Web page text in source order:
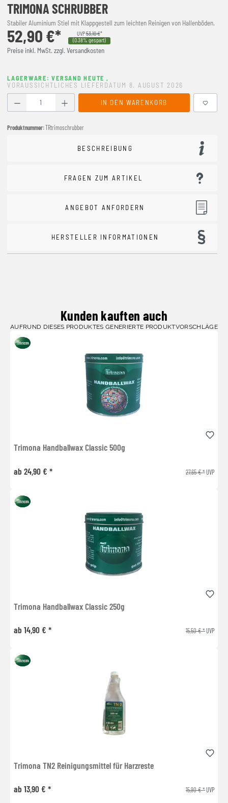
TRIMONA SCHRUBBER
Stabiler Aluminium Stiel mit Klappgestell zum leichten Reinigen von Hallenböden.
52,90 €* UVP53,10 €*
(0.38% gespart)
Preise inkl. MwSt. zzgl. Versandkosten
LAGERWARE: VERSAND HEUTE
VORAUSSICHTLICHES LIEFERDATUM 8. AUGUST 2026
Produkt Anzahl: Gib den gewünschten Wert ein oder
IN DEN WARENKORB
Produktnummer:TRtrimoschrubber
BESCHREIBUNG
FRAGEN ZUM ARTIKEL
ANGEBOT ANFORDERN
HERSTELLER INFORMATIONEN
Kunden kauften auch
AUFRUND DIESES PRODUKTES GENERIERTE PRODUKTVORSCHLÄGE
Trimona Handballwax Classic 500g
ab 24,90 € * 27,65 € *UVP
Trimona Handballwax Classic 250g
ab 14,90 € * 15,50 € *UVP
Trimona TN2 Reinigungsmittel für Harzreste
ab 13,90 € * 15,90 € *UVP